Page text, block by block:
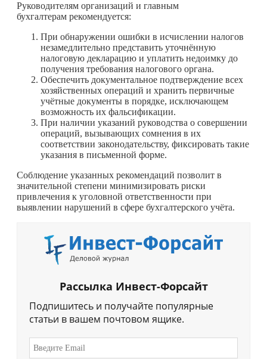
Руководителям организаций и главным
бухгалтерам рекомендуется:
При обнаружении ошибки в исчислении налогов
незамедлительно представить уточнённую
налоговую декларацию и уплатить недоимку до
получения требования налогового органа.
Обеспечить документальное подтверждение всех
хозяйственных операций и хранить первичные
учётные документы в порядке, исключающем
возможность их фальсификации.
При наличии указаний руководства о совершении
операций, вызывающих сомнения в их
соответствии законодательству, фиксировать такие
указания в письменной форме.
Соблюдение указанных рекомендаций позволит в
значительной степени минимизировать риски
привлечения к уголовной ответственности при
выявлении нарушений в сфере бухгалтерского учёта.
Рассылка Инвест-Форсайт
Подпишитесь и получайте популярные
статьи в вашем почтовом ящике.